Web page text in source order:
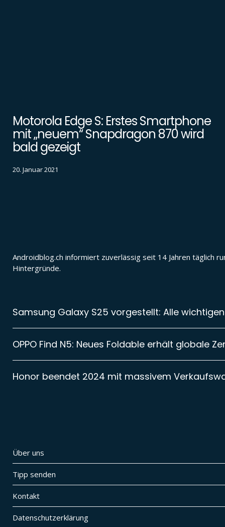
Motorola Edge S: Erstes Smartphone
mit „neuem“ Snapdragon 870 wird
bald gezeigt
20. Januar 2021
Androidblog.ch informiert zuverlässig seit 14 Jahren täglich
Hintergründe.
Samsung Galaxy S25 vorgestellt: Alle
OPPO Find N5: Neues Foldable erhält globale
Honor beendet 2024 mit massivem
Über uns
Tipp senden
Kontakt
Datenschutzerklärung